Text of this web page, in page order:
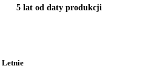
5 lat od daty produkcji
Letnie